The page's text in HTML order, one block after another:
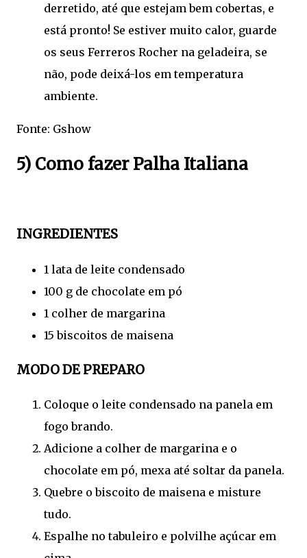
derretido, até que estejam bem cobertas, e
está pronto! Se estiver muito calor, guarde
os seus Ferreros Rocher na geladeira, se
não, pode deixá-los em temperatura
ambiente.
Fonte: Gshow
5) Como fazer Palha Italiana
INGREDIENTES
1 lata de leite condensado
100 g de chocolate em pó
1 colher de margarina
15 biscoitos de maisena
MODO DE PREPARO
Coloque o leite condensado na panela em
fogo brando.
Adicione a colher de margarina e o
chocolate em pó, mexa até soltar da panela.
Quebre o biscoito de maisena e misture
tudo.
Espalhe no tabuleiro e polvilhe açúcar em